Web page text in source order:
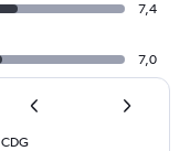
7,4
7,0
CDG